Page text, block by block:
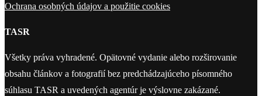
Ochrana osobných údajov a použitie cookies
TASR
Všetky práva vyhradené. Opätovné vydanie alebo rozširovanie
obsahu článkov a fotografií bez predchádzajúceho písomného
súhlasu TASR a uvedených agentúr je výslovne zakázané.